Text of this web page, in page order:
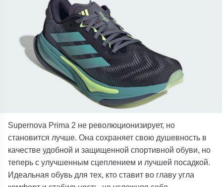
Supernova Prima 2 не революционизирует, но
становится лучше. Она сохраняет свою душевность в
качестве удобной и защищенной спортивной обуви, но
теперь с улучшенным сцеплением и лучшей посадкой.
Идеальная обувь для тех, кто ставит во главу угла